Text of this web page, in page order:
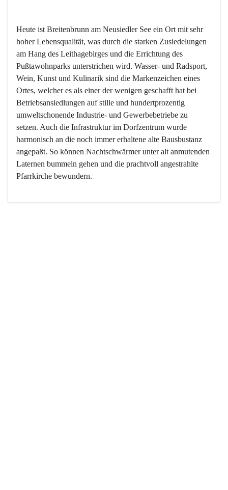
Heute ist Breitenbrunn am Neusiedler See ein Ort mit sehr
hoher Lebensqualität, was durch die starken Zusiedelungen
am Hang des Leithagebirges und die Errichtung des
Pußtawohnparks unterstrichen wird. Wasser- und Radsport,
Wein, Kunst und Kulinarik sind die Markenzeichen eines
Ortes, welcher es als einer der wenigen geschafft hat bei
Betriebsansiedlungen auf stille und hundertprozentig
umweltschonende Industrie- und Gewerbebetriebe zu
setzen. Auch die Infrastruktur im Dorfzentrum wurde
harmonisch an die noch immer erhaltene alte Bausbustanz
angepaßt. So können Nachtschwärmer unter alt anmutenden
Laternen bummeln gehen und die prachtvoll angestrahlte
Pfarrkirche bewundern.
Der Weinbau dominert heute nicht mehr, ist aber integrativer